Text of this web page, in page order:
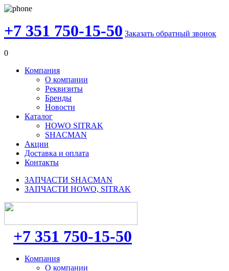
+7 351 750-15-50 Заказать обратный звонок
0
Компания
О компании
Реквизиты
Бренды
Новости
Каталог
HOWO SITRAK
SHACMAN
Акции
Доставка и оплата
Контакты
ЗАПЧАСТИ SHACMAN
ЗАПЧАСТИ HOWO, SITRAK
+7 351 750-15-50
Компания
О компании